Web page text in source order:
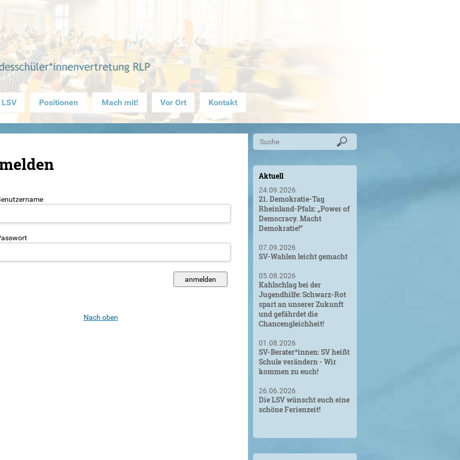
Positionen Mach mit! Vor Ort Kontakt
Nach oben
Aktuell
24.09.2026
21. Demokratie-Tag
Rheinland-Pfalz: „Power of
Democracy. Macht
Demokratie!“
07.09.2026
SV-Wahlen leicht gemacht
05.08.2026
Kahlschlag bei der
Jugendhilfe: Schwarz-Rot
spart an unserer Zukunft
und gefährdet die
Chancengleichheit!
01.08.2026
SV-Berater*innen: SV heißt
Schule verändern - Wir
kommen zu euch!
26.06.2026
Die LSV wünscht euch eine
schöne Ferienzeit!